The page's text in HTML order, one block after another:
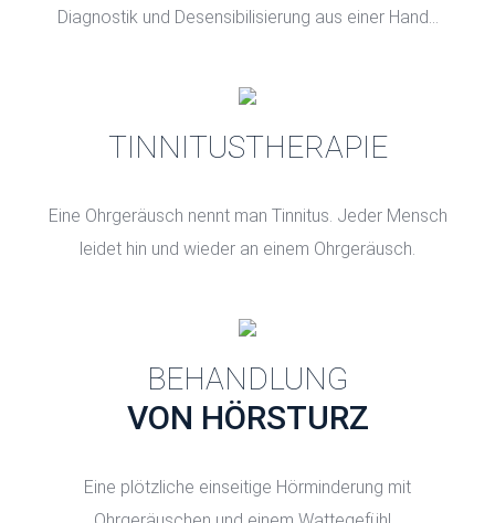
Diagnostik und Desensibilisierung aus einer Hand...
TINNITUSTHERAPIE
Eine Ohrgeräusch nennt man Tinnitus. Jeder Mensch
leidet hin und wieder an einem Ohrgeräusch.
BEHANDLUNG
VON HÖRSTURZ
Eine plötzliche einseitige Hörminderung mit